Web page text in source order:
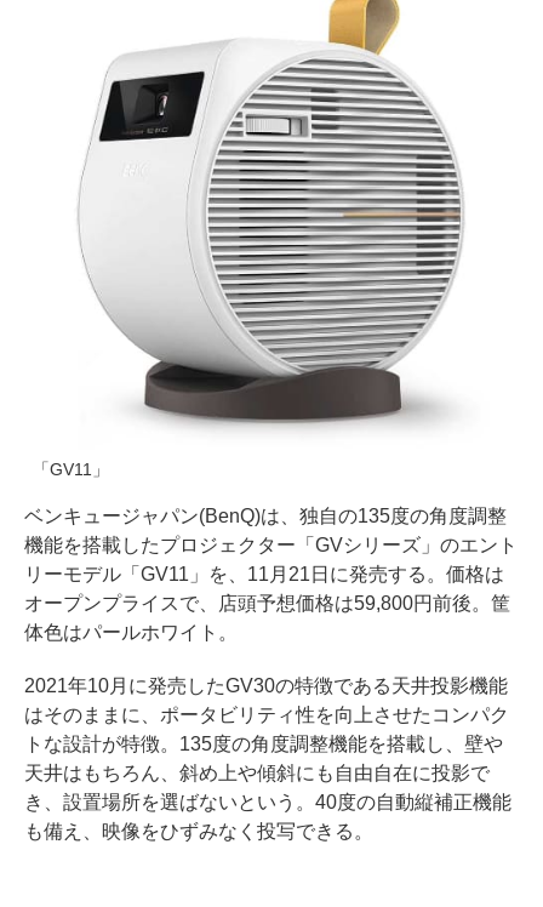
「GV11」
ベンキュージャパン(BenQ)は、独自の135度の角度調整
機能を搭載したプロジェクター「GVシリーズ」のエント
リーモデル「GV11」を、11月21日に発売する。価格は
オープンプライスで、店頭予想価格は59,800円前後。筐
体色はパールホワイト。
2021年10月に発売したGV30の特徴である天井投影機能
はそのままに、ポータビリティ性を向上させたコンパク
トな設計が特徴。135度の角度調整機能を搭載し、壁や
天井はもちろん、斜め上や傾斜にも自由自在に投影で
き、設置場所を選ばないという。40度の自動縦補正機能
も備え、映像をひずみなく投写できる。